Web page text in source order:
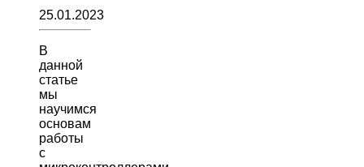
25.01.2023
В
данной
статье
мы
научимся
основам
работы
с